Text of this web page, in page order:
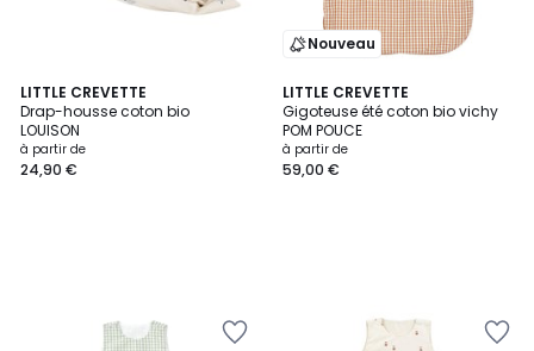
LITTLE CREVETTE
Drap-housse coton bio
LOUISON
à partir de
24,90 €
Nouveau
LITTLE CREVETTE
Gigoteuse été coton bio vichy
POM POUCE
à partir de
59,00 €